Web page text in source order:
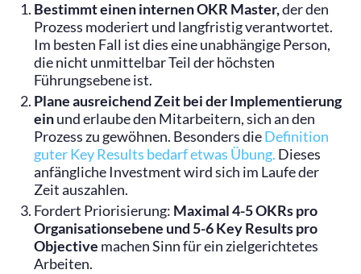
Bestimmt einen internen OKR Master,der den
Prozess moderiert und langfristig verantwortet.
Im besten Fall ist dies eine unabhängige Person,
die nicht unmittelbar Teil der höchsten
Führungsebene ist.
Plane ausreichend Zeit bei der Implementierung
einund erlaube den Mitarbeitern, sich an den
Prozess zu gewöhnen. Besonders dieDefinition
guter Key Results bedarf etwas Übung. Dieses
anfängliche Investment wird sich im Laufe der
Zeit auszahlen.
Fordert Priorisierung: Maximal 4-5 OKRs pro
Organisationsebene und 5-6 Key Results pro
Objective machen Sinn für ein zielgerichtetes
Arbeiten.